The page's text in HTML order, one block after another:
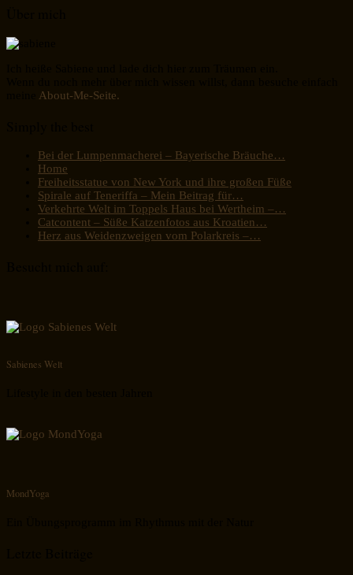
About-Me-Seite.
Bei der Lumpenmacherei – Bayerische Bräuche…
Home
Freiheitsstatue von New York und ihre großen Füße
Spirale auf Teneriffa – Mein Beitrag für…
Verkehrte Welt im Toppels Haus bei Wertheim –…
Catcontent – Süße Katzenfotos aus Kroatien…
Herz aus Weidenzweigen vom Polarkreis –…
Sabienes Welt
MondYoga